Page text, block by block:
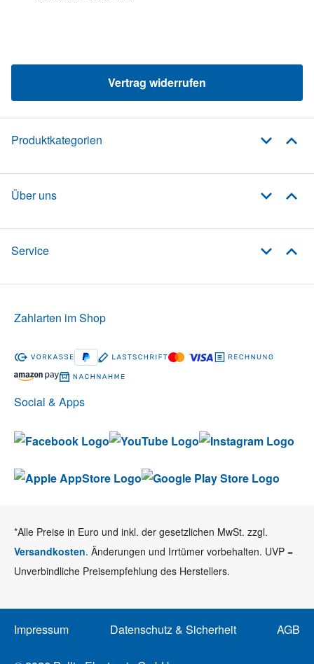
Vertrag widerrufen
Produktkategorien
Über uns
Service
Social & Apps
Zahlarten im Shop
*Alle Preise in Euro und inkl. der gesetzlichen MwSt. zzgl.
Versandkosten. Änderungen und Irrtümer vorbehalten. UVP =
Unverbindliche Preisempfehlung des Herstellers.
Impressum Datenschutz & Sicherheit AGB